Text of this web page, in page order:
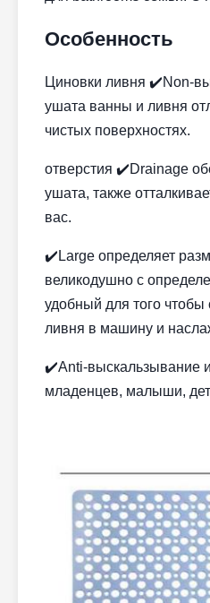
Особенность
Циновки ливня ✔️Non-
ушата ванны и ливня
чистых поверхностях.
отверстия ✔️Drainage
ушата, также
вас.
✔️Large определяет
великодушно с
удобный для того чтобы
ливня в машину и
✔️Anti-выскальзывание
младенцев, малыши,